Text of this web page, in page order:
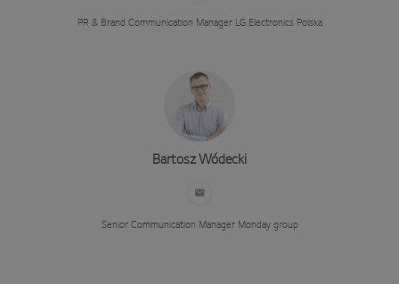
PR & Brand Communication ManagerLG Electronics Polska
Bartosz Wódecki
Senior Communication ManagerMonday group